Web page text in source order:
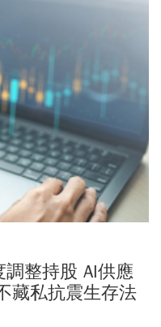
整持股 AI供應
藏私抗震生存法